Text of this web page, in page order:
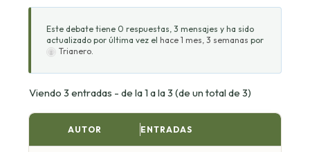
Este debate tiene 0 respuestas, 3 mensajes y ha sido
actualizado por última vez el hace 1 mes, 3 semanas por
Trianero
Viendo 3 entradas - de la 1 a la 3 (de un total de 3)
AUTOR ENTRADAS